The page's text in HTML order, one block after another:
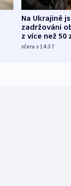
Na Ukrajině
zadržováni
z více než 50
Bojovali na
včera v 14:37